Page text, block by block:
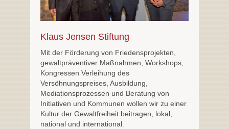
Klaus Jensen Stiftung
Mit der Förderung von Friedensprojekten,
gewaltpräventiver Maßnahmen, Workshops,
Kongressen Verleihung des
Versöhnungspreises, Ausbildung,
Mediationsprozessen und Beratung von
Initiativen und Kommunen wollen wir zu einer
Kultur der Gewaltfreiheit beitragen, lokal,
national und international.